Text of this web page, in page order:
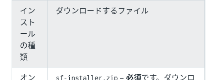
イン
スト
ール
の種
類
ダウンロードするファイル
オン
sf-installer.zip – 必須です。ダウンロ